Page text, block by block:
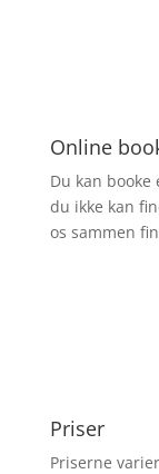
Online
Du kan
du ikke kan
os sammen
Priser
Priserne